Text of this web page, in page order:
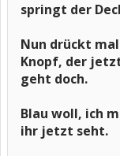
springt der
Nun drückt
Knopf, der
geht doch.
Blau woll, ich
ihr jetzt seht.